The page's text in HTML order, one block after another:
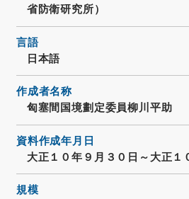
省防衛研究所）
言語
日本語
作成者名称
匈塞間国境劃定委員柳川平助
資料作成年月日
大正１０年９月３０日～大正１
規模